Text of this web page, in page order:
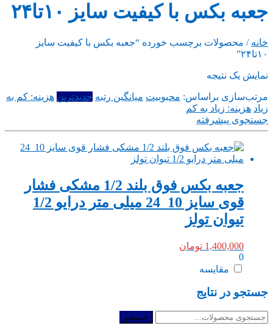
جعبه بکس با کیفیت سایز ۱۰تا۲۴
خانه / محصولات برچسب خورده “جعبه بکس با کیفیت سایز
۱۰تا۲۴”
نمایش یک نتیجه
مرتب‌سازی براساس: محبوبیت میانگین رتبه جدیدترین هزینه: کم به
زیاد هزینه: زیاد به کم
جستجوی پیشرفته
جعبه بکس فوق بلند 1/2 مشکی فشار
قوی سايز 10_24 میلی‌ متر درایو 1/2
تیوان تولز
1,400,000 تومان
0
مقایسه
جستجو در نتایج
جستجو
جستجو